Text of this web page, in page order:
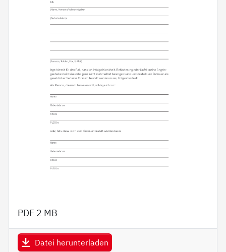
PDF 2 MB
Datei herunterladen